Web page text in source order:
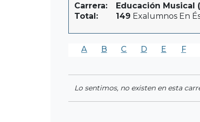
Carrera:
Educación Musical
Total:
149 Exalumnos En
A B C D E F
Lo sentimos, no existen en esta